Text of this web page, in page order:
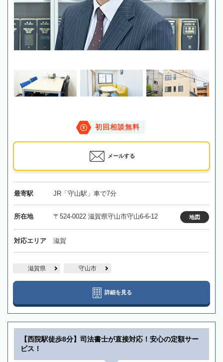
初回相談無料
メールする
最寄駅 JR「守山駅」車で7分
所在地 〒524-0022 滋賀県守山市守山6-6-12 地図
対応エリア 滋賀
滋賀県 守山市
詳細を見る
【西院駅徒歩8分】司法書士が直接対応！安心の定額サー
ビス！